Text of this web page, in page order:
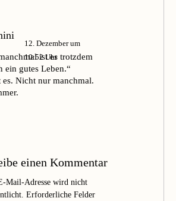
12. Dezember um
10:52 Uhr
ist es trotzdem
ein gutes Leben.“
es. Nicht nur manchmal.
einen Kommentar
Mail-Adresse wird nicht
Erforderliche Felder